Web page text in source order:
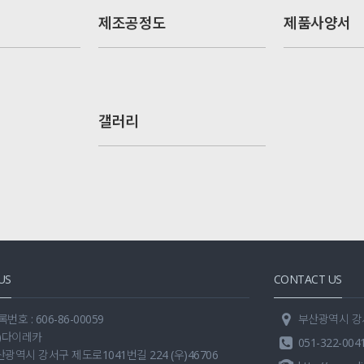
제조공정도 제품사양서
갤러리
번호 : 606-86-00059
이레카
광역시 강서구 제도로1041번길 224 (우)46706
CONTACT US
부산광역시
051-322-